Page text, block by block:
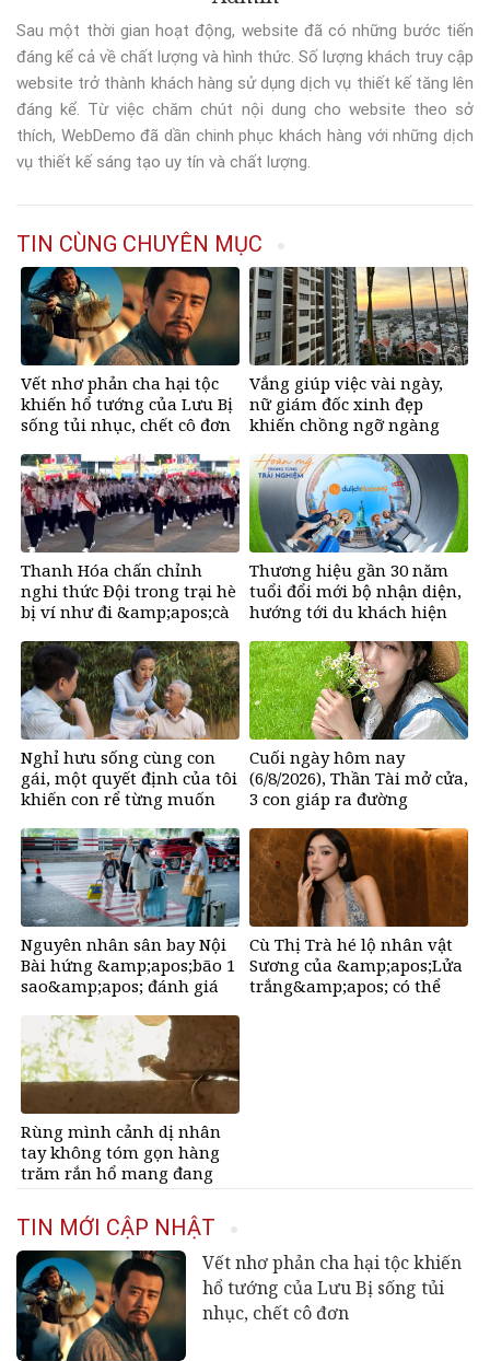
Sau một thời gian hoạt động, website đã có những bước tiến
đáng kể cả về chất lượng và hình thức. Số lượng khách truy cập
website trở thành khách hàng sử dụng dịch vụ thiết kế tăng lên
đáng kể. Từ việc chăm chút nội dung cho website theo sở
thích, WebDemo đã dần chinh phục khách hàng với những dịch
vụ thiết kế sáng tạo uy tín và chất lượng.
TIN CÙNG CHUYÊN MỤC
Vết nhơ phản cha hại tộc
khiến hổ tướng của Lưu Bị
sống tủi nhục, chết cô đơn
Vắng giúp việc vài ngày,
nữ giám đốc xinh đẹp
khiến chồng ngỡ ngàng
Thanh Hóa chấn chỉnh
nghi thức Đội trong trại hè
bị ví như đi &amp;apos;cà
Thương hiệu gần 30 năm
tuổi đổi mới bộ nhận diện,
hướng tới du khách hiện
Nghỉ hưu sống cùng con
gái, một quyết định của tôi
khiến con rể từng muốn
bố vợ vô điều kiện
Cuối ngày hôm nay
(6/8/2026), Thần Tài mở cửa,
3 con giáp ra đường
vàng&amp;apos;, mỏi tay
đếm tiền, giàu nứt đố đổ
vách
Nguyên nhân sân bay Nội
Bài hứng &amp;apos;bão 1
sao&amp;apos; đánh giá
Cù Thị Trà hé lộ nhân vật
Sương của &amp;apos;Lửa
trắng&amp;apos; có thể
Rùng mình cảnh dị nhân
tay không tóm gọn hàng
trăm rắn hổ mang đang
TIN MỚI CẬP NHẬT
Vết nhơ phản cha hại tộc khiến
hổ tướng của Lưu Bị sống tủi
nhục, chết cô đơn